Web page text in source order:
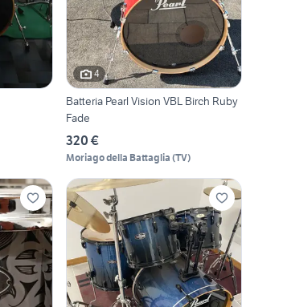
4
Batteria Pearl Vision VBL Birch Ruby
Fade
320 €
Moriago della Battaglia (TV)